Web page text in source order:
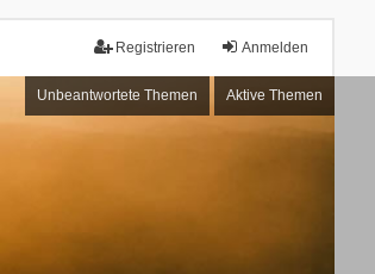
Anmelden
Registrieren
Unbeantwortete Themen Aktive Themen